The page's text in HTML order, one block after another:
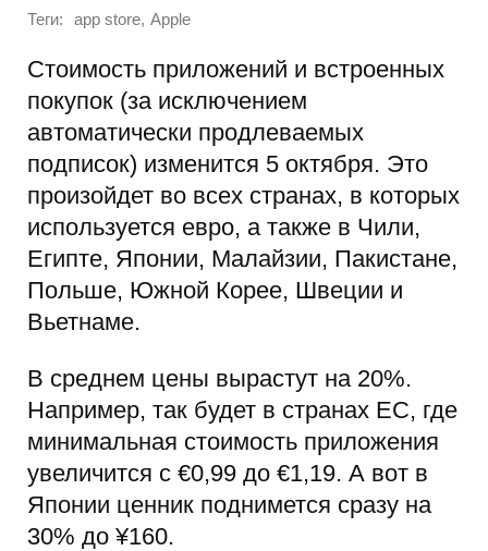
Теги: app store, Apple
Стоимость приложений и встроенных
покупок (за исключением
автоматически продлеваемых
подписок) изменится 5 октября. Это
произойдет во всех странах, в которых
используется евро, а также в Чили,
Египте, Японии, Малайзии, Пакистане,
Польше, Южной Корее, Швеции и
Вьетнаме.
В среднем цены вырастут на 20%.
Например, так будет в странах ЕС, где
минимальная стоимость приложения
увеличится с €0,99 до €1,19. А вот в
Японии ценник поднимется сразу на
30% до ¥160.